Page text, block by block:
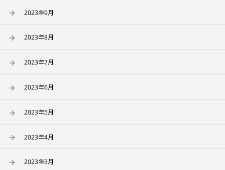
2023年9月
2023年8月
2023年7月
2023年6月
2023年5月
2023年4月
2023年3月